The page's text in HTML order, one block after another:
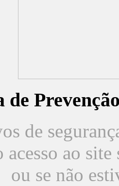
de
de
acesso ao
ou se não